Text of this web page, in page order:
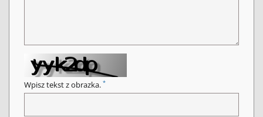
Wpisz tekst z obrazka. *